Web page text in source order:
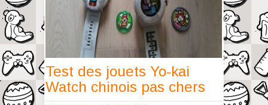
Test des jouets Yo-kai
Watch chinois pas chers